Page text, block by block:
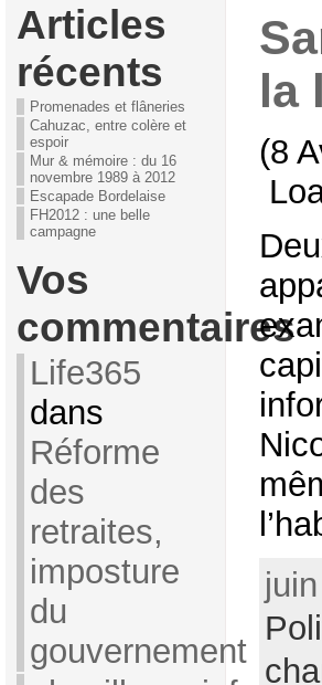
Articles
récents
Promenades et flâneries
Cahuzac, entre colère et
espoir
Mur & mémoire : du 16
novembre 1989 à 2012
Escapade Bordelaise
FH2012 : une belle
campagne
Vos
commentaires
Life365
dans
Réforme
des
retraites,
imposture
du
gouvernement
(8